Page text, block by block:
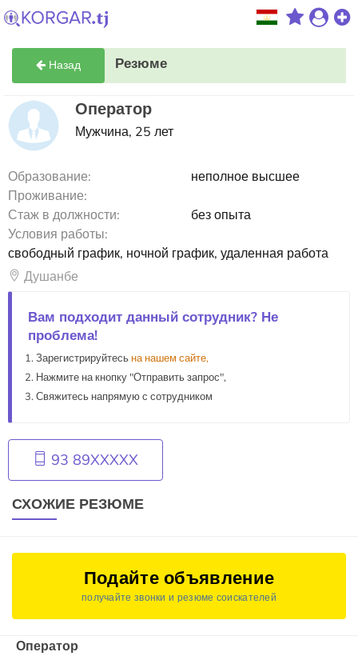
Назад Резюме
Оператор
Мужчина, 25 лет
Образование:
неполное высшее
Проживание:
Стаж в должности:
без опыта
Условия работы:
свободный график, ночной график, удаленная работа
Душанбе
Вам подходит данный сотрудник? Не
проблема!
Зарегистрируйтесьна нашем сайте,
Нажмите на кнопку "Отправить запрос",
Свяжитесь напрямую с сотрудником
93 89XXXXX
СХОЖИЕ РЕЗЮМЕ
Подайте объявление
получайте звонки и резюме соискателей
Оператор